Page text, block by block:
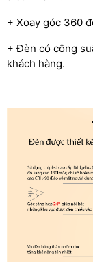
+ Xoay góc 360
+ Đèn có công
khách hàng.